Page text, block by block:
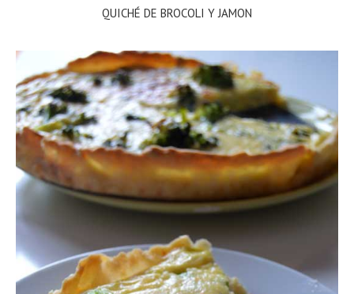
QUICHÉ DE BROCOLI Y JAMON